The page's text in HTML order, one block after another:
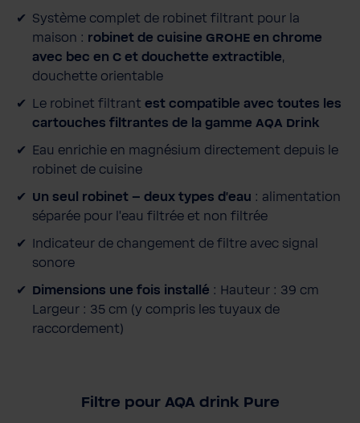
Système complet de robinet filtrant pour la
maison : robinet de cuisine GROHE en chrome
avec bec en C et douchette extractible,
douchette orientable
Le robinet filtrant est compatible avec toutes les
cartouches filtrantes de la gamme AQA Drink
Eau enrichie en magnésium directement depuis le
robinet de cuisine
Un seul robinet – deux types d'eau : alimentation
séparée pour l'eau filtrée et non filtrée
Indicateur de changement de filtre avec signal
sonore
Dimensions une fois installé : Hauteur : 39 cm
Largeur : 35 cm (y compris les tuyaux de
raccordement)
Filtre pour AQA drink Pure